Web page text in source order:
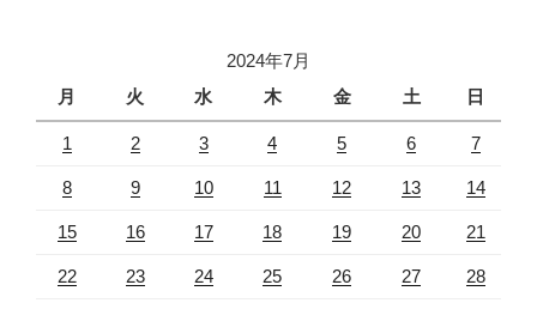
2024年7月
月
火 水 木 金 土 日
1 2 3 4 5 6 7
8 9 10 11 12 13 14
15 16 17 18 19 20 21
22 23 24 25 26 27 28